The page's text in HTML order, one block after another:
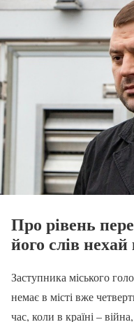
Про рівень
його слів
Заступника міського
немає в місті вже
час, коли в країні –